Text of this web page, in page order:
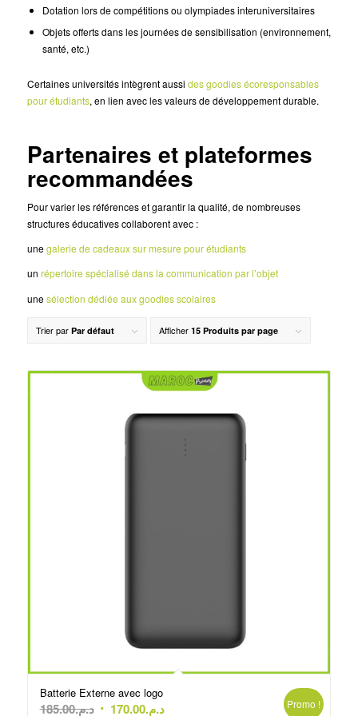
Dotation lors de compétitions ou olympiades interuniversitaires
Objets offerts dans les journées de sensibilisation (environnement,
santé, etc.)
Certaines universités intègrent aussi des goodies écoresponsables
pour étudiants, en lien avec les valeurs de développement durable.
Partenaires et plateformes
recommandées
Pour varier les références et garantir la qualité, de nombreuses
structures éducatives collaborent avec :
unegalerie de cadeaux sur mesure pour étudiants
un répertoire spécialisé dans la communication par l’objet
unesélection dédiée aux goodies scolaires
Trier par Par défaut Afficher 15 Produits par page
Batterie Externe avec logo
د.م.185.00 Le د.م.170.00 Le Promo !